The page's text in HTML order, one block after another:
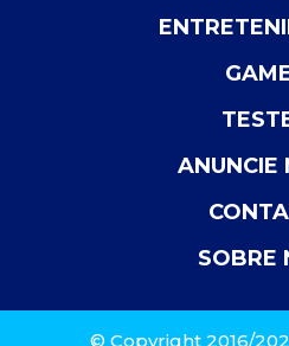
ANUNCIE
SOBRE
© Copyright 2016/